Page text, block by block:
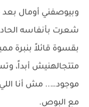
وبيوصفني أومال
شعرت بأنفاسه
بقسوة قائلاً بنبرة
متتجالهنيش أبداً،
موجود….. مش أنا
مع البوص.